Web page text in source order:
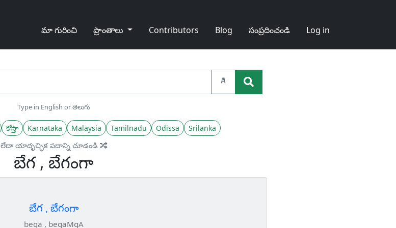
మా గురించి ప్రాంతాలు Contributors Blog సంప్రదించండి Log in
A
Type in English or తెలుగు
కోస్తా Karnataka Malaysia Tamilnadu Odissa
Srilanka
లేదా యాదృచ్ఛిక పదాన్ని చూడండి
బేగ , బేగంగా
బేగ , బేగంగా
bega , begaMgA